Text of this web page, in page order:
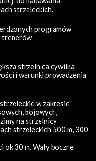
strzeleckich.
programów
trenerów
strzelnica cywilna
i warunki prowadzenia
w zakresie
bojowych,
na strzelnicy
strzeleckich 500 m, 300
ok 30 m. Wały boczne